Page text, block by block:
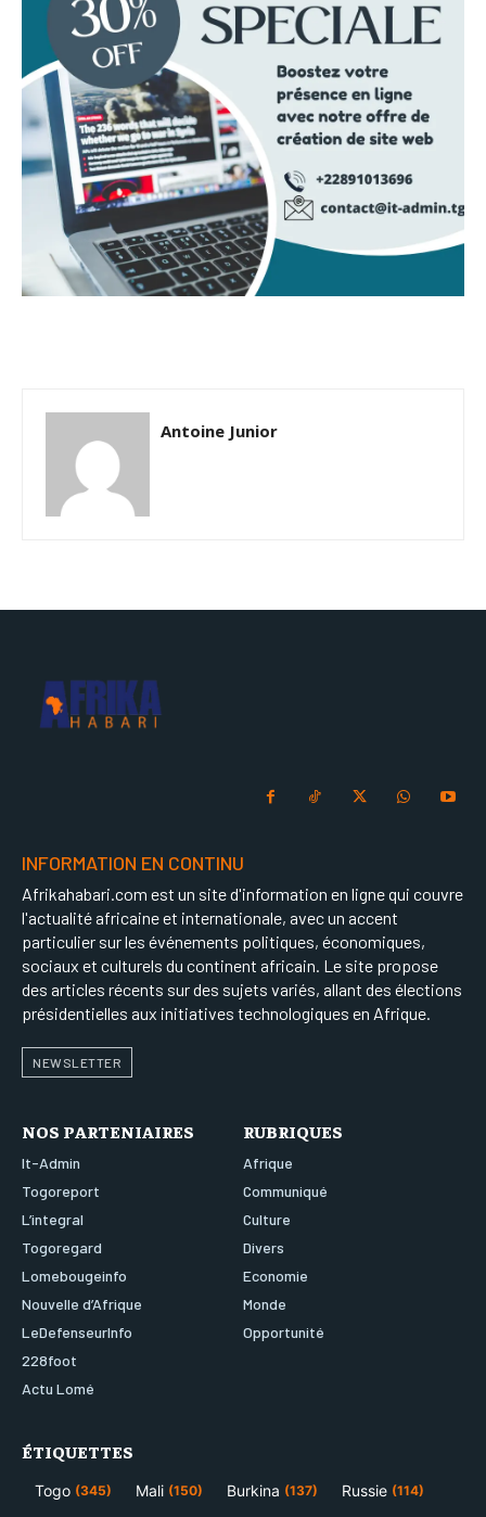
Antoine Junior
INFORMATION EN CONTINU
Afrikahabari.com est un site d'information en ligne qui couvre
l'actualité africaine et internationale, avec un accent
particulier sur les événements politiques, économiques,
sociaux et culturels du continent africain. Le site propose
des articles récents sur des sujets variés, allant des élections
présidentielles aux initiatives technologiques en Afrique.
NEWSLETTER
NOS PARTENIAIRES
It-Admin
Togoreport
L’integral
Togoregard
Lomebougeinfo
Nouvelle d’Afrique
LeDefenseurInfo
228foot
Actu Lomé
RUBRIQUES
Afrique
Communiqué
Culture
Divers
Economie
Monde
Opportunité
ÉTIQUETTES
Togo (345) Mali (150) Burkina (137) Russie (114)